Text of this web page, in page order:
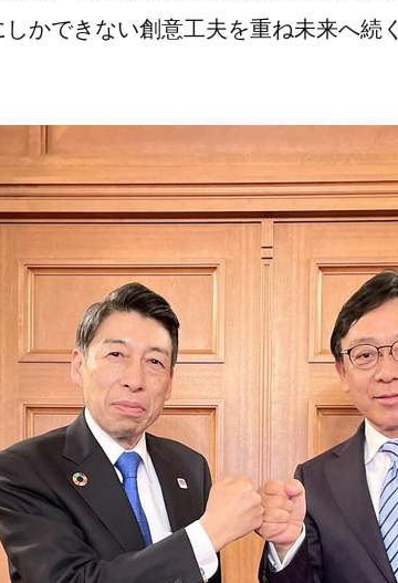
かできない創意工夫を重ね未来へ続